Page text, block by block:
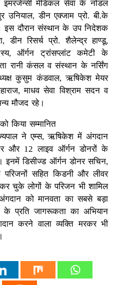
मेडिकल सेवा के नोडल
डीन एक्जाम प्रो. बी.के
इस दौरान संस्थान के उप निदेशक
डीन रिसर्च प्रो. शैलेन्द्र हाण्डू,
ऑर्गन ट्रांसप्लांट कमेटी के
रानी कंसल व संस्थान के नर्सिंग
कुसुम कंडवाल, ऋषिकेश मेयर
माधव सेवा विश्राम सदन व
मौजद रहे।
किया सम्मानित
ने एम्स, ऋषिकेश में अंगदान
और 12 लाइव ऑर्गन डोनरों के
इनमें डिसीज्ड ऑर्गन डोनर सचिन,
सहित किडनी और लीवर
चुके लोगों के परिजन भी शामिल
को मानवता का सबसे बड़ा
प्रति जागरूकता का अभियान
करने वाला व्यक्ति मरकर भी